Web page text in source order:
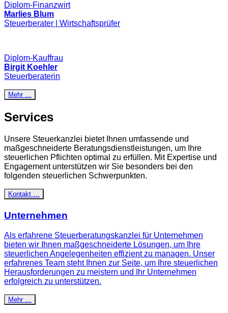
Diplom-Finanzwirt
Marlies Blum
Steuerberater | Wirtschaftsprüfer
Diplom-Kauffrau
Birgit Koehler
Steuerberaterin
Mehr …
Services
Unsere Steuerkanzlei bietet Ihnen umfassende und
maßgeschneiderte Beratungsdienstleistungen, um Ihre
steuerlichen Pflichten optimal zu erfüllen. Mit Expertise und
Engagement unterstützen wir Sie besonders bei den
folgenden steuerlichen Schwerpunkten.
Kontakt …
Unternehmen
Als erfahrene Steuerberatungskanzlei für Unternehmen
bieten wir Ihnen maßgeschneiderte Lösungen, um Ihre
steuerlichen Angelegenheiten effizient zu managen. Unser
erfahrenes Team steht Ihnen zur Seite, um Ihre steuerlichen
Herausforderungen zu meistern und Ihr Unternehmen
erfolgreich zu unterstützen.
Mehr …